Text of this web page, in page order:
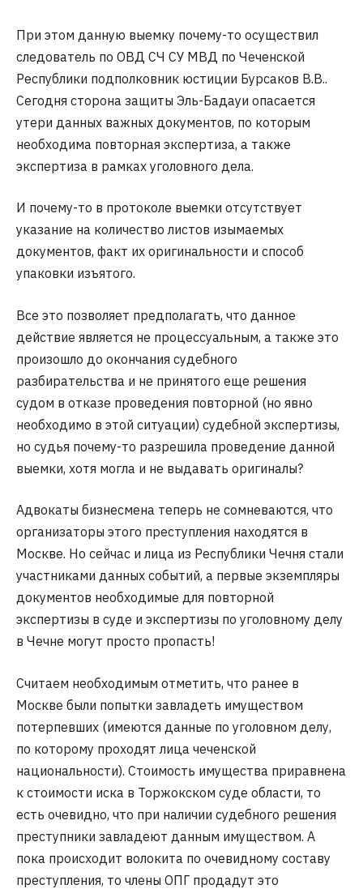
При этом данную выемку почему-то осуществил
следователь по ОВД СЧ СУ МВД по Чеченской
Республики подполковник юстиции Бурсаков В.В..
Сегодня сторона защиты Эль-Бадауи опасается
утери данных важных документов, по которым
необходима повторная экспертиза, а также
экспертиза в рамках уголовного дела.
И почему-то в протоколе выемки отсутствует
указание на количество листов изымаемых
документов, факт их оригинальности и способ
упаковки изъятого.
Все это позволяет предполагать, что данное
действие является не процессуальным, а также это
произошло до окончания судебного
разбирательства и не принятого еще решения
судом в отказе проведения повторной (но явно
необходимо в этой ситуации) судебной экспертизы,
но судья почему-то разрешила проведение данной
выемки, хотя могла и не выдавать оригиналы?
Адвокаты бизнесмена теперь не сомневаются, что
организаторы этого преступления находятся в
Москве. Но сейчас и лица из Республики Чечня стали
участниками данных событий, а первые экземпляры
документов необходимые для повторной
экспертизы в суде и экспертизы по уголовному делу
в Чечне могут просто пропасть!
Считаем необходимым отметить, что ранее в
Москве были попытки завладеть имуществом
потерпевших (имеются данные по уголовном делу,
по которому проходят лица чеченской
национальности). Стоимость имущества приравнена
к стоимости иска в Торжокском суде области, то
есть очевидно, что при наличии судебного решения
преступники завладеют данным имуществом. А
пока происходит волокита по очевидному составу
преступления, то члены ОПГ продадут это